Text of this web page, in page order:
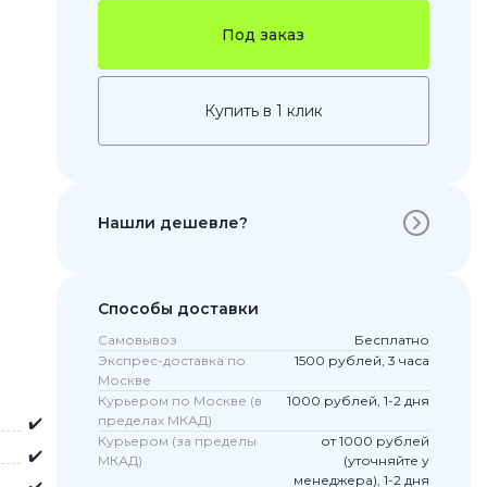
8 Pro
✔️
✔️
Под заказ
Купить в 1 клик
Нашли дешевле?
Способы доставки
Самовывоз
Бесплатно
Экспрес-доставка по
Москве
1500 рублей, 3 часа
Курьером по Москве (в
пределах МКАД)
1000 рублей, 1-2 дня
Курьером (за пределы
МКАД)
от 1000 рублей
(уточняйте у
менеджера), 1-2 дня